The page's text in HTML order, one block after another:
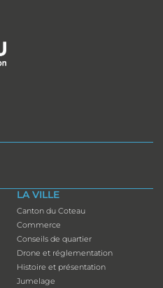
LA VILLE
Canton du Coteau
Commerce
Conseils de quartier
Drone et réglementation
Histoire et présentation
Jumelage